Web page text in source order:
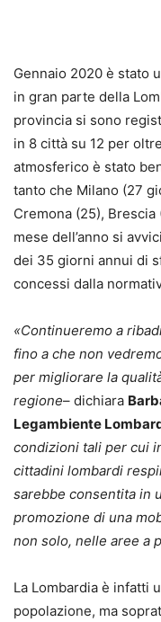
Gennaio 2020 è stato
in gran parte della
provincia si sono
in 8 città su 12 per
atmosferico è stato
tanto che Milano (27
Cremona (25), Brescia
mese dell’anno si
dei 35 giorni annui di
concessi dalla
«Continueremo a
fino a che non
per migliorare la
regione– dichiara
Legambiente
condizioni tali per cui
cittadini lombardi
sarebbe consentita in
promozione di una
non solo, nelle aree a
La Lombardia è infatti
popolazione, ma